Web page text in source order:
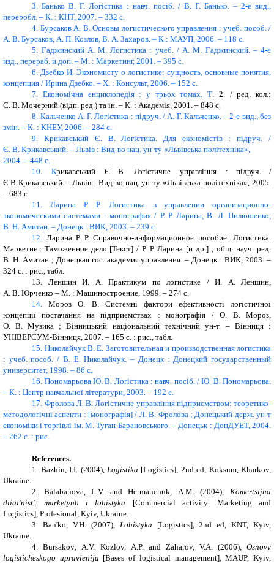
3.
Банько В. Г. Логістика : навч. посіб. / В. Г. Банько. – 2-е вид.,
переробл. – К. : КНТ, 2007. – 332 с.
4. Бурсаков А. В. Основы логистического управления : учеб. пособ. /
А. В. Бурсаков, А. П. Козлов, В. А. Захаров. – К.: МАУП, 2006. – 118 с.
5.
Гаджинский А. М. Логистика : учеб. / А. М. Гаджинский. – 4-е
изд., перераб. и доп. – М. : Маркетинг, 2001. – 395 с.
6. Дзебко И. Экономисту о логистике: сущность, основные понятия,
концепция / Ирина Дзебко. – Х. : Консульт, 2006. – 152 с.
7.
Економічна енциклопедія : у трьох томах. Т
2. / ред. кол.:
С. В. Мочерний (відп. ред.) та ін. – К. : Академія, 2001. – 848 с.
8. Кальченко А. Г. Логістика : підруч. / А. Г. Кальченко. – 2-е вид., без
змін. – К. : КНЕУ, 2006. – 284 с.
9.
Крикавський Є. В. Логістика. Для економістів : підруч. /
Є. В. Крикавський. – Львів : Вид-во нац. ун-ту «Львівська політехніка»,
2004. – 448 с.
10.
Крикавський Є. В Логістичне управління :підруч.
/
Є. В. Крикавський. – Львів : Вид-во нац. ун-ту «Львівська політехніка», 2005.
– 683 с.
11.
Ларина Р. Р. Логистика в управлении организационно-
экономическими системами : монография / Р. Р. Ларина, В. Л. Пилюшенко,
В. Н. Амитан. – Донецк : ВИК, 2003. – 239 с.
12.
Ларина Р. Р. Справочно-информационное пособие: Логистика.
Маркетинг. Таможенное дело [Текст] / Р. Р. Ларина [и др.] ; общ . науч. ред.
В. Н. Амитан ; Донецкая гос. академия управления. – Донецк : ВИК, 2003. –
324 с. : рис., табл.
13.
Леншин И. А. Практикум по логистике / И. А. Леншин,
А. В. Юрченко – М. : Машиностроение, 1999. – 274 с.
14.
Мороз О. В. Системні фактори ефективності логістичної
концепції постачання на підприємствах : монографія / О. В. Мороз,
О. В. Музика ; Вінницький національний технічний ун-т. – Вінниця :
УНІВЕРСУМ-Вінниця, 2007. – 165 с. : рис., табл.
15. Николайчук В. Е. Заготовительная и производственная логистика
: учеб. пособ. / В. Е. Николайчук. – Донецк : Донецкий государственный
университет, 1998. – 86 с.
16. Пономарьова Ю. В. Логістика : навч. посіб. / Ю. В. Пономарьова.
– К. : Центр навчальної літератури, 2003. – 192 с.
17. Фролова Л. В. Логістичне управління підприємством: теоретико-
методологічні аспекти : [монографія] / Л. В. Фролова ; Донецький держ. ун-т
економіки і торгівлі ім. М. Туган-Барановського. – Донецьк : ДонДУЕТ, 2004.
– 262 с. : рис.
References.
1.
Bazhin, I.I. (2004), Logistika [Logistics], 2nd ed, Koksum,Kharkov,
Ukraine.
2.
Balabanova, L.V. and Hermanchuk, A.M. (2004), Komertsijna
diial'nist': marketynh i lohistyka [Commercial activity: Marketing and
Logistics], Profesional, Kyiv, Ukraine.
3.
Ban'ko, V.H. (2007), Lohistyka [Logistics], 2nd ed, KNT, Kyiv,
Ukraine.
4.
Bursakov A.V. Kozlov, A.P. and Zaharov, V.A. (2006),Osnovy
logisticheskogo upravlenija [Bases of logistical management], MAUP, Kyiv,